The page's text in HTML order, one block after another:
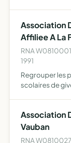
Association
Affiliee A La
RNA
1991
Regrouper les
scolaires de
Association
Vauban
RNA